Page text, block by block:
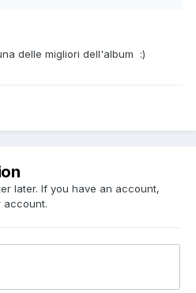
delle migliori dell'album :)
later. If you have an account,
account.